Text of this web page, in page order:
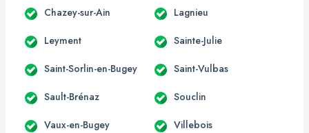
Chazey-sur-Ain Lagnieu
Leyment Sainte-Julie
Saint-Sorlin-en-Bugey Saint-Vulbas
Sault-Brénaz Souclin
Vaux-en-Bugey Villebois